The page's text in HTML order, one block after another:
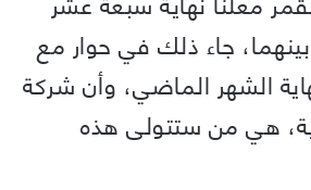
جاء ذلك في حوار مع
الشهر الماضي، وأن شركة
هي من ستتولى هذه